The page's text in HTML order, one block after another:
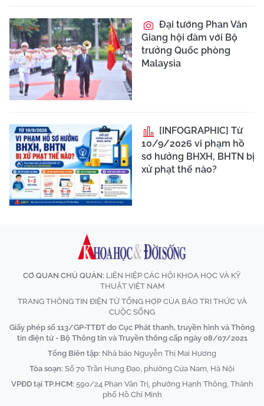
Đại tướng Phan Văn
Giang hội đàm với Bộ
trưởng Quốc phòng
Malaysia
[INFOGRAPHIC] Từ
10/9/2026 vi phạm hồ
sơ hưởng BHXH, BHTN bị
xử phạt thế nào?
CƠ QUAN CHỦ QUẢN: LIÊN HIỆP CÁC HỘI KHOA HỌC VÀ KỸ
THUẬT VIỆT NAM
TRANG THÔNG TIN ĐIỆN TỬ TỔNG HỢP CỦA BÁO TRI THỨC VÀ
CUỘC SỐNG
Giấy phép số 113/GP-TTĐT do Cục Phát thanh, truyền hình và Thông
tin điện tử - Bộ Thông tin và Truyền thông cấp ngày 08/07/2021
Tổng Biên tập: Nhà báo Nguyễn Thị Mai Hương
Tòa soạn: Số 70 Trần Hưng Đạo, phường Cửa Nam, Hà Nội
VPĐD tại TP.HCM: 590/24 Phan Văn Trị, phường Hạnh Thông, Thành
phố Hồ Chí Minh